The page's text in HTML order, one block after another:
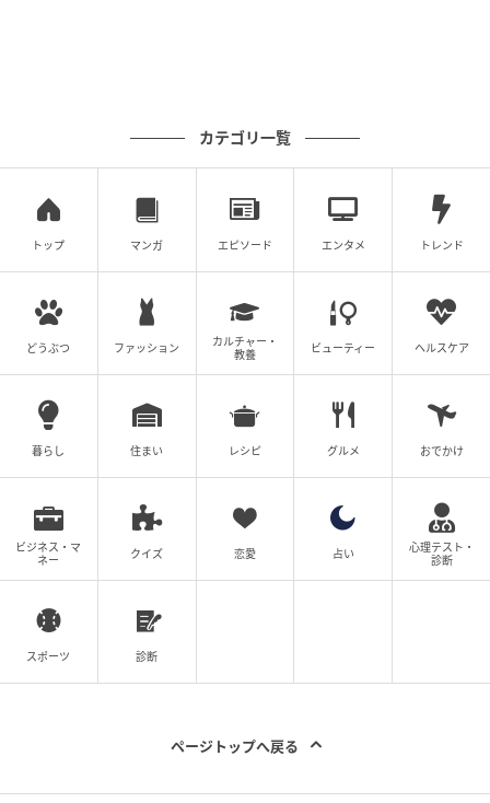
カテゴリ一覧
トップ マンガ エピソード エンタメ トレンド
どうぶつ ファッション
カルチャー・
教養
ビューティー ヘルスケア
暮らし 住まい レシピ グルメ おでかけ
ビジネス・マ
ネー
クイズ 恋愛 占い
心理テスト・
診断
スポーツ 診断
ページトップへ戻る